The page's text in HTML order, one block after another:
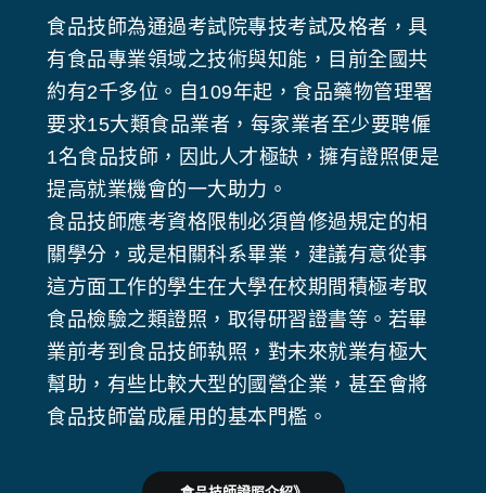
食品技師為通過考試院專技考試及格者，具
有食品專業領域之技術與知能，目前全國共
約有2千多位。自109年起，食品藥物管理署
要求15大類食品業者，每家業者至少要聘僱
1名食品技師，因此人才極缺，擁有證照便是
提高就業機會的一大助力。
食品技師應考資格限制必須曾修過規定的相
關學分，或是相關科系畢業，建議有意從事
這方面工作的學生在大學在校期間積極考取
食品檢驗之類證照，取得研習證書等。若畢
業前考到食品技師執照，對未來就業有極大
幫助，有些比較大型的國營企業，甚至會將
食品技師當成雇用的基本門檻。